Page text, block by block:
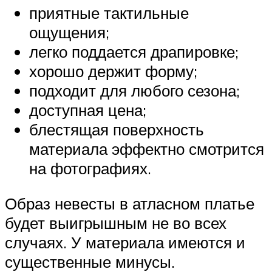
приятные тактильные
ощущения;
легко поддается драпировке;
хорошо держит форму;
подходит для любого сезона;
доступная цена;
блестящая поверхность
материала эффектно смотрится
на фотографиях.
Образ невесты в атласном платье
будет выигрышным не во всех
случаях. У материала имеются и
существенные минусы.